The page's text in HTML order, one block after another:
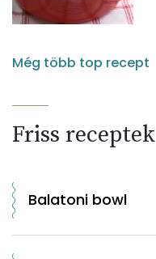
Még több top recept
Friss receptek
Balatoni bowl